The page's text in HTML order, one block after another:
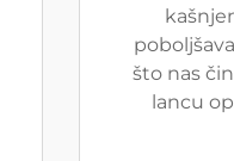
što nas
lancu